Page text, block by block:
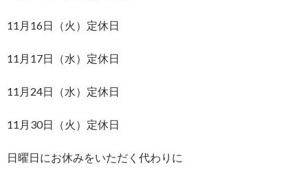
11月16日（火）定休日
11月17日（水）定休日
11月24日（水）定休日
11月30日（火）定休日
日曜日にお休みをいただく代わりに